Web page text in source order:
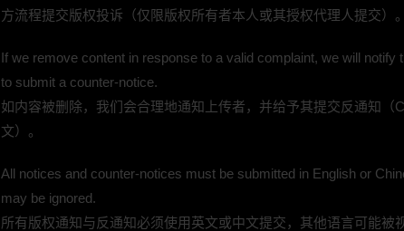
方流程提交版权投诉（仅限版权所有者本人或其授权代理人提交）。
If we remove content in response to a valid complaint, we will notify
to submit a counter-notice.
如内容被删除，我们会合理地通知上传者，并给予其提交反通知（
文）。
All notices and counter-notices must be submitted in English or
may be ignored.
所有版权通知与反通知必须使用英文或中文提交，其他语言可能被